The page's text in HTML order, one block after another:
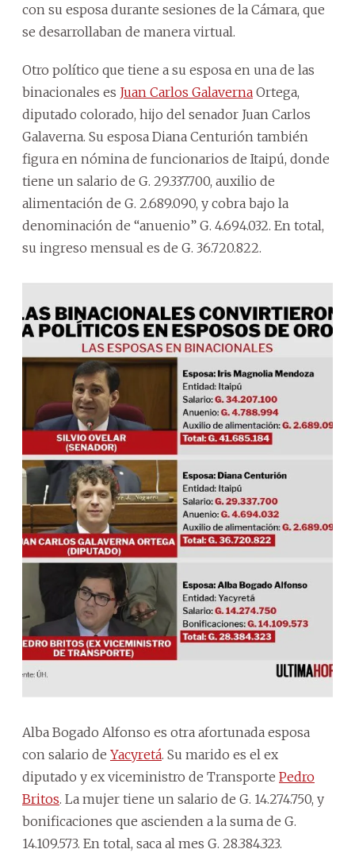
con su esposa durante sesiones de la Cámara, que
se desarrollaban de manera virtual.
Otro político que tiene a su esposa en una de las
binacionales es Juan Carlos Galaverna Ortega,
diputado colorado, hijo del senador Juan Carlos
Galaverna. Su esposa Diana Centurión también
figura en nómina de funcionarios de Itaipú, donde
tiene un salario de G. 29.337.700, auxilio de
alimentación de G. 2.689.090, y cobra bajo la
denominación de “anuenio” G. 4.694.032. En total,
su ingreso mensual es de G. 36.720.822.
Alba Bogado Alfonso es otra afortunada esposa
con salario de Yacyretá. Su marido es el ex
diputado y ex viceministro de Transporte Pedro
Britos. La mujer tiene un salario de G. 14.274.750, y
bonificaciones que ascienden a la suma de G.
14.109.573. En total, saca al mes G. 28.384.323.